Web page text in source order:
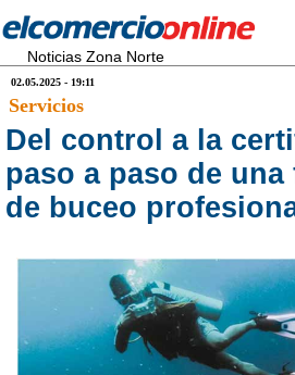
Noticias Zona Norte
02.05.2025 - 19:11
Servicios
Del control a la
paso a paso de
de buceo